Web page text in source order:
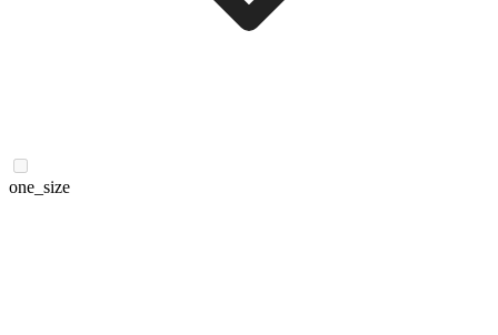
one_size